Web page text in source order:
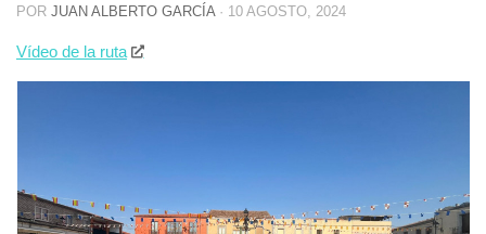
POR JUAN ALBERTO GARCÍA · 10 AGOSTO, 2024
Vídeo de la ruta